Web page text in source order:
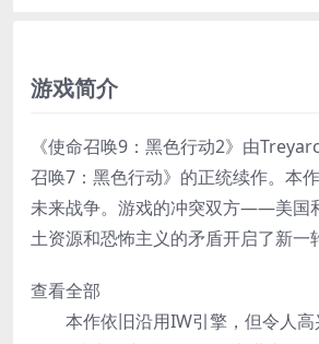
游戏简介
《使命召唤9：黑色行动2》由
召唤7：黑色行动》的正统续作。本
未来战争。游戏的冲突双方——美国
土资源和恐怖主义的矛盾开启了新一
查看全部
本作依旧沿用IW引擎，但令人高